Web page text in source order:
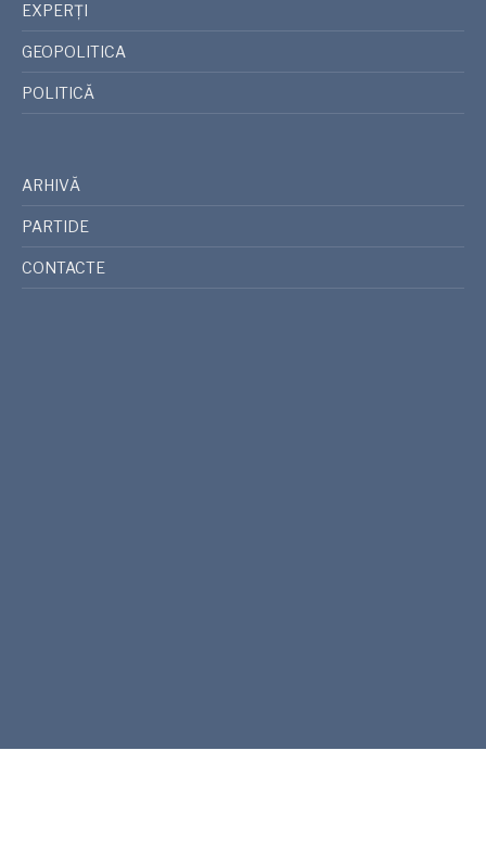
EXPERȚI
GEOPOLITICA
POLITICĂ
ARHIVĂ
PARTIDE
CONTACTE